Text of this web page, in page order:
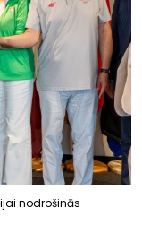
nodrošinās